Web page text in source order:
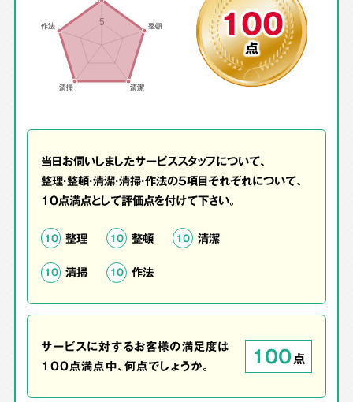
100
点
当日お伺いしましたサービススタッフについて、
整理・整頓・清潔・清掃・作法の5項目それぞれについて、
10点満点として評価点を付けて下さい。
10 整理 10 整頓 10 清潔
10 清掃 10 作法
サービスに対するお客様の満足度は
100点満点中、何点でしょうか。
100点